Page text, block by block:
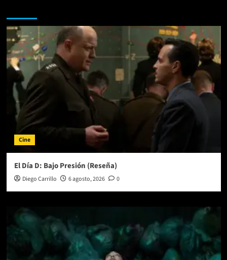
Cine
El Día D: Bajo Presión (Reseña)
Diego Carrillo 6 agosto, 2026 0